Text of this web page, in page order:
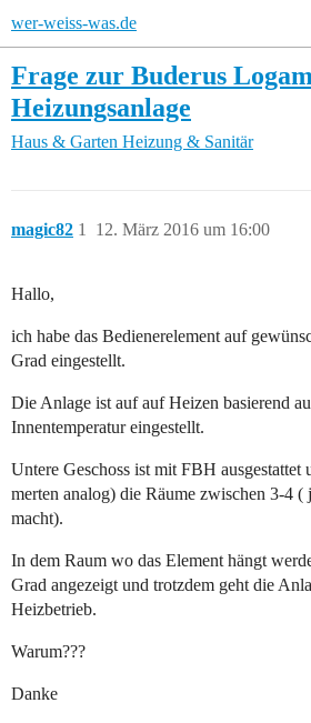
wer-weiss-was.de
Frage zur Buderus
Heizungsanlage
Haus & Garten Heizung & Sanitär
magic82 12. März 2016 um 16:00
1
Hallo,
ich habe das Bedienerelement auf
Grad eingestellt.
Die Anlage ist auf auf Heizen basierend
Innentemperatur eingestellt.
Untere Geschoss ist mit FBH ausgestattet
merten analog) die Räume zwischen 3-4 (
macht).
In dem Raum wo das Element hängt
Grad angezeigt und trotzdem geht die
Heizbetrieb.
Warum???
Danke